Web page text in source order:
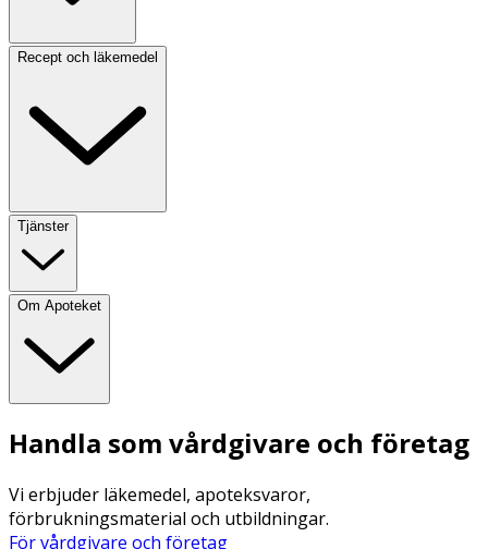
Recept och läkemedel
Tjänster
Om Apoteket
Handla som vårdgivare och företag
Vi erbjuder läkemedel, apoteksvaror,
förbrukningsmaterial och utbildningar.
För vårdgivare och företag